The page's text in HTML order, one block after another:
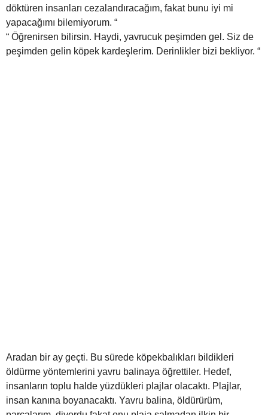
döktüren insanları cezalandıracağım, fakat bunu iyi mi
yapacağımı bilemiyorum. “
“ Öğrenirsen bilirsin. Haydi, yavrucuk peşimden gel. Siz de
peşimden gelin köpek kardeşlerim. Derinlikler bizi bekliyor. “
Aradan bir ay geçti. Bu sürede köpekbalıkları bildikleri
öldürme yöntemlerini yavru balinaya öğrettiler. Hedef,
insanların toplu halde yüzdükleri plajlar olacaktı. Plajlar,
insan kanına boyanacaktı. Yavru balina, öldürürüm,